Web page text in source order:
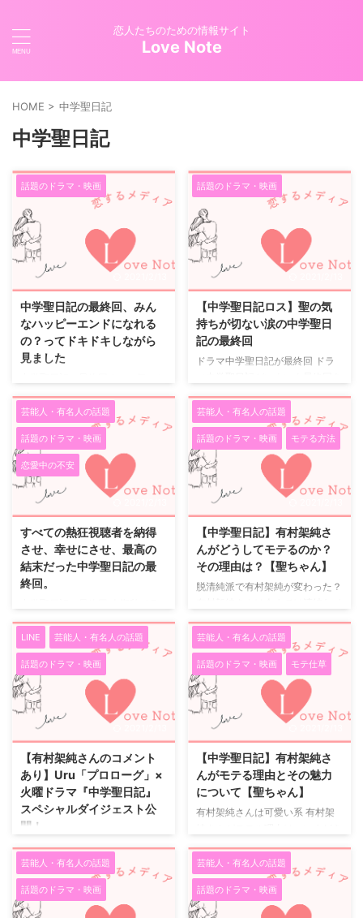
恋人たちのための情報サイト
Love Note
HOME > 中学聖日記
中学聖日記
話題のドラマ・映画
中学聖日記の最終回、みん
なハッピーエンドになれる
の？ってドキドキしながら
見ました
る二人 お互い好き同士でも、聖
のしてきたことは間違っているこ
と、そう思いつつも何だか応援せ
ずにはいられませんでした。 聖
がしていることは大人として間違
っていることは確かです。 気持
ちに流されても、大人だというの
なら越えてはいけない一線があり
ますよね。 二人がハッピーエン
ドで終るのかとても気になりまし
た。 母親からみた二人 母親から
したら、若い女教師が可愛い息子
を誘惑した！なんて事実は許せま
お母さんはまるで悪者みたいにも
見えてしまいます。 でも中学 ...
話題のドラマ・映画
【中学聖日記ロス】聖の気
持ちが切ない涙の中学聖日
記の最終回
ドラマ中学聖日記が最終回 ドラ
迎えました。 中学聖日記の最終
回は、視聴者の大半が聖と晶のも
とがしい関係がハッピーエンドと
なる事を待っていたと思います。
私が、聖ならこんなに惹かれた好
きな人を忘れて次のステップに！
なんて絶対にすぐ出来ないなと思
いました。 晶に親に反対された
くらいで、すぐに身を引くなよな
んて思いながら、始まりから終わ
りまで、一気に楽しめる内容でし
た。 しかも涙無しには見れませ
ん。 ここからは、ネタバレ ここ
警察沙汰になった聖と晶は、 ...
芸能人・有名人の話題
話題のドラマ・映画
恋愛中の不安
すべての熱狂視聴者を納得
させ、幸せにさせ、最高の
結末だった中学聖日記の最
終回。
マで、視聴者熱堂々の１位を獲得
した中学聖日記。 その中学聖日
記の最終回は、視聴者の注目を集
めまくっていました。 神回の９
話から一転して、１０話は非常
に、このドラマファンにとっては
とてつもなく辛い展開が続き、
「中学聖日記の最終回には、主役
２人のハッピーエンドが見れるの
か？」というドラマファンの大き
な不安の中、あちこちで最終回の
予想と妄想が繰り広げられ、最終
回の予告動画は１００万回再生を
ーエンドじゃないと、年を越せな
い！そんな声もネットでは出てい
まし ...
芸能人・有名人の話題
話題のドラマ・映画 モテる方法
【中学聖日記】有村架純さ
んがどうしてモテるのか？
その理由は？【聖ちゃん】
脱清純派で有村架純が変わった？
メージの役が多かったですが、中
学聖日記では生徒と恋をして、婚
約者もフッてしまうというちょっ
と驚きの役どころです。 脱清純
派で、今まではファンではなかっ
た人からも評価が高くなりまし
た。 難しい役どころでしたが、
見事な演技でした。 最終回のラ
ストシーンは印象的でしたね。
一つ結びになった有村架純が可愛
い 有村架純さんと言うといつも
顔の輪郭を隠すようなヘアスタイ
ルが特徴的でした。 中学聖日記
タイルになる時には有村架純さん
...
LINE 芸能人・有名人の話題
話題のドラマ・映画
【有村架純さんのコメント
あり】Uru「プロローグ」×
火曜ドラマ『中学聖日記』
スペシャルダイジェスト公
開！
TBSで毎週火曜よる10時放送中
の火曜ドラマ『中学聖日記』と主
題歌となるUru「プロローグ」の
スペシャルダイジェストムービー
がＴＢＳ公式YouTubooで公開さ
芸能人・有名人の話題
話題のドラマ・映画 モテ仕草
【中学聖日記】有村架純さ
んがモテる理由とその魅力
について【聖ちゃん】
有村架純さんは可愛い系 有村架
す。 ひと昔前の時代は、可愛い
系よりも綺麗系の女優さん達がと
ても売れてモテていた気がしま
す。 有村架純さんは、どちらか
芸能人・有名人の話題
話題のドラマ・映画
芸能人・有名人の話題
話題のドラマ・映画